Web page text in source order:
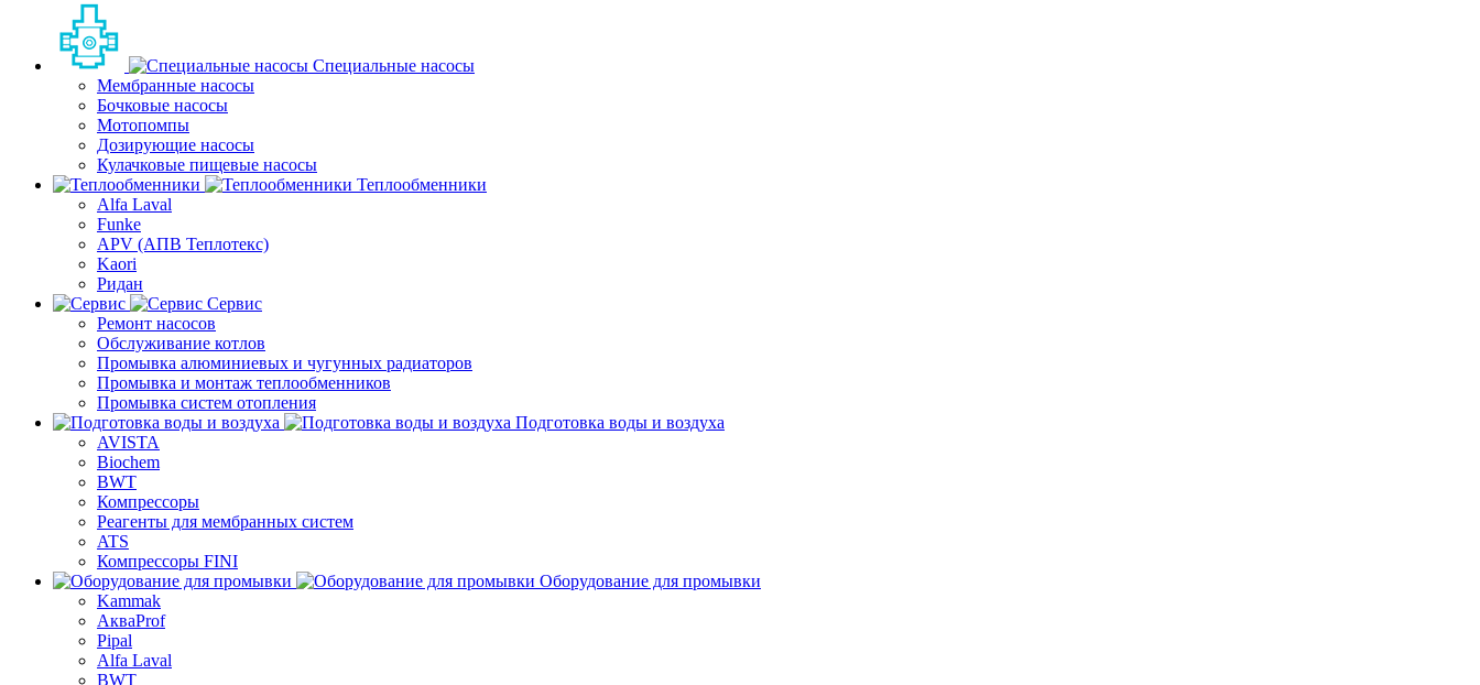
Специальные насосы
Мембранные насосы
Бочковые насосы
Мотопомпы
Дозирующие насосы
Кулачковые пищевые насосы
Теплообменники
Alfa Laval
Funke
APV (АПВ Теплотекс)
Kaori
Ридан
Сервис
Ремонт насосов
Обслуживание котлов
Промывка алюминиевых и чугунных радиаторов
Промывка и монтаж теплообменников
Промывка систем отопления
Подготовка воды и воздуха
AVISTA
Biochem
BWT
Компрессоры
Реагенты для мембранных систем
ATS
Компрессоры FINI
Оборудование для промывки
Kammak
АкваProf
Pipal
Alfa Laval
BWT